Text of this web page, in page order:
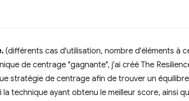
(différents cas d'utilisation, nombre d'éléments à
de centrage "gagnante", j'ai créé The
stratégie de centrage afin de trouver un
technique ayant obtenu le meilleur score, ainsi